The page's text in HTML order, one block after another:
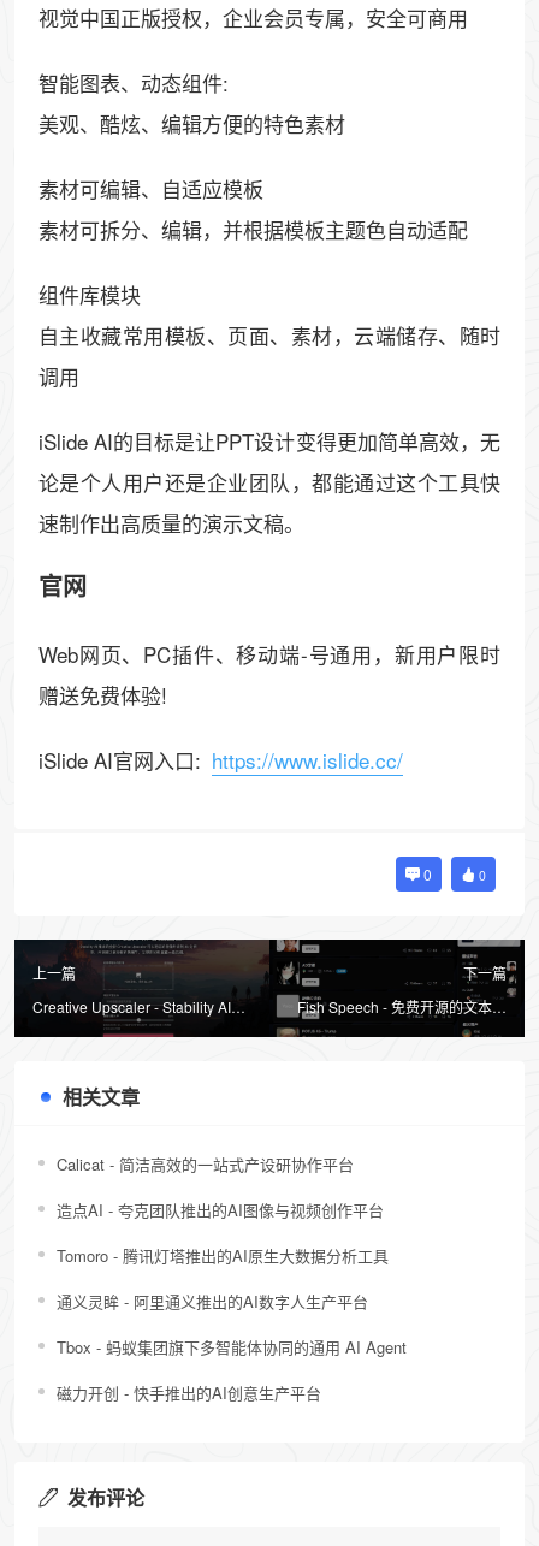
视觉中国正版授权，企业会员专属，安全可商用
智能图表、动态组件:
美观、酷炫、编辑方便的特色素材
素材可编辑、自适应模板
素材可拆分、编辑，并根据模板主题色自动适配
组件库模块
自主收藏常用模板、页面、素材，云端储存、随时
调用
iSlide AI的目标是让PPT设计变得更加简单高效，无
论是个人用户还是企业团队，都能通过这个工具快
速制作出高质量的演示文稿。
官网
Web网页、PC插件、移动端-号通用，新用户限时
赠送免费体验!
iSlide AI官网入口: https://www.islide.cc/
0 0
上一篇
Creative Upscaler - Stability AI推
出的图像高清放大工具
下一篇
Fish Speech - 免费开源的文本转
语音模型，自然逼真接近人类水平
相关文章
Calicat - 简洁高效的一站式产设研协作平台
造点AI - 夸克团队推出的AI图像与视频创作平台
Tomoro - 腾讯灯塔推出的AI原生大数据分析工具
通义灵眸 - 阿里通义推出的AI数字人生产平台
Tbox - 蚂蚁集团旗下多智能体协同的通用 AI Agent
磁力开创 - 快手推出的AI创意生产平台
发布评论